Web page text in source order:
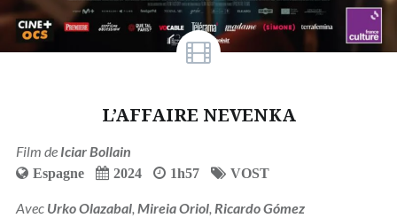
L’AFFAIRE NEVENKA
Film de Iciar Bollain
Espagne 2024 1h57 VOST
Avec Urko Olazabal, Mireia Oriol, Ricardo Gómez